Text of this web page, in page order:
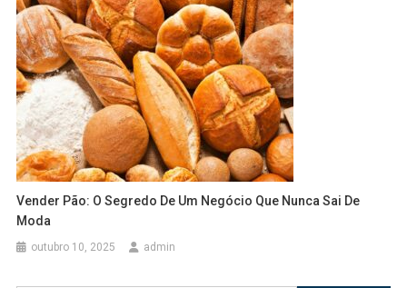
Vender Pão: O Segredo De Um Negócio Que Nunca Sai De
Moda
outubro 10, 2025 admin